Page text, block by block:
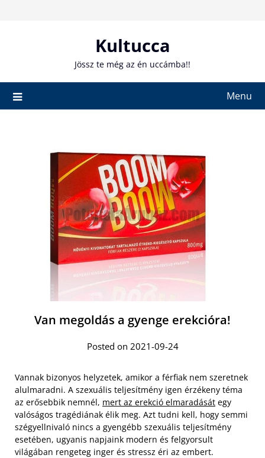
Kultucca
Jössz te még az én uccámba!!
Menu
Van megoldás a gyenge erekcióra!
Posted on 2021-09-24
Vannak bizonyos helyzetek, amikor a férfiak nem szeretnek
alulmaradni. A szexuális teljesítmény igen érzékeny téma
az erősebbik nemnél, mert az erekció elmaradását egy
valóságos tragédiának élik meg. Azt tudni kell, hogy semmi
szégyellnivaló nincs a gyengébb szexuális teljesítmény
esetében, ugyanis napjaink modern és felgyorsult
világában rengeteg inger és stressz éri az embert.